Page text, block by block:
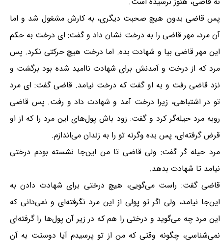
پس قاضی بدون هیچ صحبت دیگری، به کارش مشغول شد و اما
آن مرد، مهر قاضی را به درخت نشان داد و گفت:‌ ای درخت به حکم
این مهر قاضی بیا و شهادت بده. اما درخت هیچ حرکتی نکرد. پس
مرد که از درخت و آمدنش برای شهادت ناامید شده بود برگشت و
نزد قاضی رفت و به او گفت که درخت نیامد. قاضی گفت:‌ ای مرد
تو در اشتباهی، زیرا درخت آمد و شهادت داد و رفت. پس قاضی
روبه مرد حیله‌گر کرد و گفت: زود باش پول‌های این مرد را که از او
قرض گرفته‌ای، پس بده وگرنه تو را به زندان می‌اندازم.
مرد حیله گر گفت: ولی قاضی تا من این‌جا نشسته بودم درختی
نیامد تا شهادت بدهد.
قاضی گفت: راست می‌گویی، هیچ درختی برای شهادت دادن به
این‌جا نیامد، ولی اگر تو پولی از این مرد نگرفته‌ای و نمی‌دانی که
این مرد چه می‌گوید و درختی را هم که در زیر آن پول‌ها را گرفته‌ای
نمی‌شناسی، چگونه وقتی که من از تو پرسیدم آیا دوستت به آن